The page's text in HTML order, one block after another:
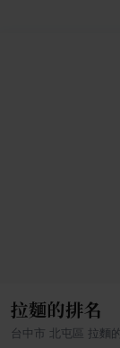
拉麵的排名
台中市 北屯區 拉麵